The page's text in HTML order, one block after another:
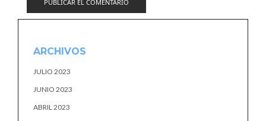
ARCHIVOS
JULIO 2023
JUNIO 2023
ABRIL 2023